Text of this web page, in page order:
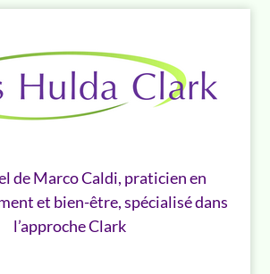
de Marco Caldi, praticien en
et bien-être, spécialisé dans
l’approche Clark